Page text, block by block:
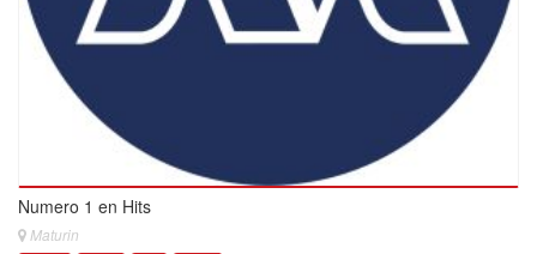
Numero 1 en Hits
Maturin